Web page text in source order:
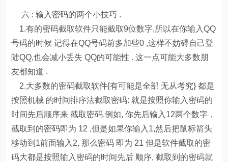
六 : 输入密码的两个小技巧 .
1.有的密码截取软件只能截取9位数字,所以在你输入QQ
号码的时候 记得在QQ号码前多加些0 ,这样不妨碍自己登
陆QQ,也会减小丢失 QQ的可能性 . 这一点可能大多数朋
友都知道 .
2.大多数的密码截取软件{有可能是全部 无从考究} 都是
按照机械 的时间排序法截取密码: 就是按照你输入密码的
时间先后顺序来 截取密码.例如, 你先后输入12两个数字，
截取到的密码即为 12 ,但是如果你输入1,然后把鼠标箭头
移动到1前面输入2, 那么密码 即为 21 但是软件截取的密
码大都是按照输入密码的时间先后 顺序, 截取到的密码就